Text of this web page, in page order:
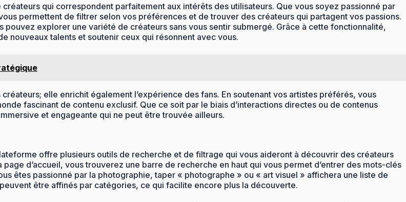
qui correspondent parfaitement aux intérêts des utilisateurs. Que vous soyez passionné par
permettent de filtrer selon vos préférences et de trouver des créateurs qui partagent vos passions.
explorer une variété de créateurs sans vous sentir submergé. Grâce à cette fonctionnalité,
nouveaux talents et soutenir ceux qui résonnent avec vous.
elle enrichit également l’expérience des fans. En soutenant vos artistes préférés, vous
fascinant de contenu exclusif. Que ce soit par le biais d’interactions directes ou de contenus
et engageante qui ne peut être trouvée ailleurs.
offre plusieurs outils de recherche et de filtrage qui vous aideront à découvrir des créateurs
d’accueil, vous trouverez une barre de recherche en haut qui vous permet d’entrer des mots-clés
êtes passionné par la photographie, taper « photographe » ou « art visuel » affichera une liste de
être affinés par catégories, ce qui facilite encore plus la découverte.